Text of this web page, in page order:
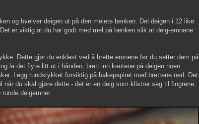
og hvelver deigen ut på den melete benken. Del deigen i 12 like
er viktig at du har godt med mel på benken slik at deig-emnene
Dette gjør du enklest ved å brette emnene før du setter dem på
la det flyte litt ut i hånden, brett inn kantene på deigen noen
Legg rundstykket forsiktig på bakepapiret med brettene ned. Det
du skal gjøre dette - det er en deig som klistrer seg til fingrene,
deigemner.